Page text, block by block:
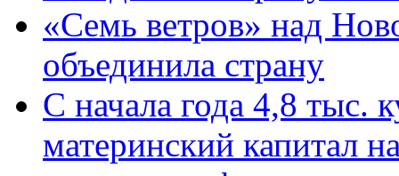
«Семь ветров» над
объединила страну
С начала года 4,8 тыс.
материнский капитал